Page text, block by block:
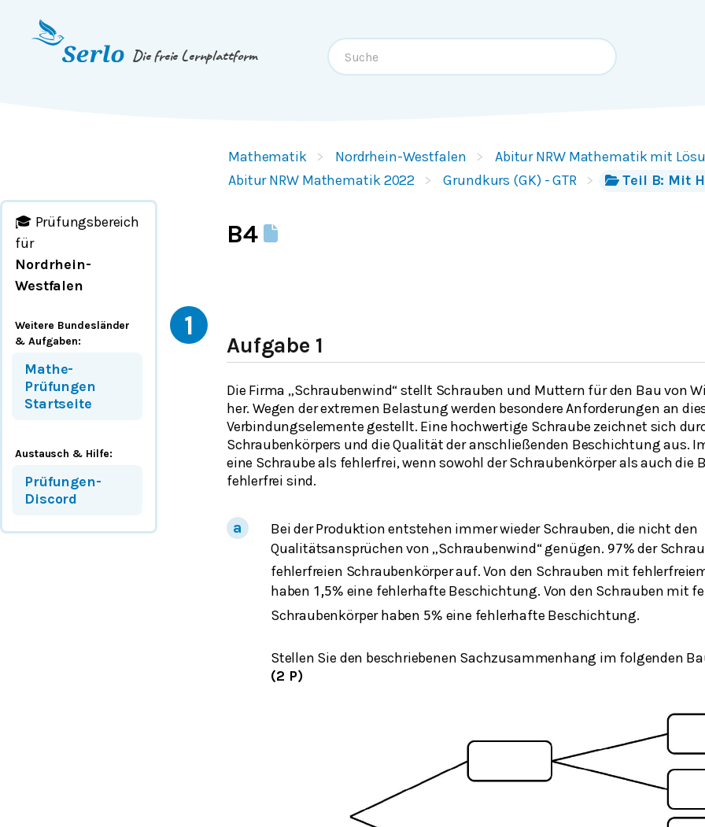
Springe zum
Die freie Lernplattform
Mathematik Nordrhein-Westfalen
Abitur NRW Mathematik mit
Abitur NRW Mathematik 2022
Grundkurs (GK) - GTR Teil B: Mit
B4
🎓 Prüfungsbereich
für
Nordrhein-
Westfalen
Weitere Bundesländer
& Aufgaben:
Mathe-
Prüfungen
Startseite
Austausch & Hilfe:
Prüfungen-
Discord
1
Aufgabe 1
Die Firma „Schraubenwind“ stellt Schrauben und Muttern für den Bau von
her. Wegen der extremen Belastung werden besondere Anforderungen an
Verbindungselemente gestellt. Eine hochwertige Schraube zeichnet sich
Schraubenkörpers und die Qualität der anschließenden Beschichtung aus.
eine Schraube als fehlerfrei, wenn sowohl der Schraubenkörper als auch die
fehlerfrei sind.
Bei der Produktion entstehen immer wieder Schrauben, die nicht den
Qualitätsansprüchen von „Schraubenwind“ genügen. 97% der
fehlerfreien Schraubenkörper auf. Von den Schrauben mit
haben 1,5% eine fehlerhafte Beschichtung. Von den Schrauben mit
Schraubenkörper haben 5% eine fehlerhafte Beschichtung.
Stellen Sie den beschriebenen Sachzusammenhang im folgenden
(2 P)